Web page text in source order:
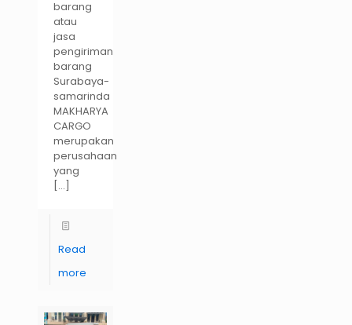
barang
atau
jasa
pengiriman
barang
Surabaya-
samarinda
MAKHARYA
CARGO
merupakan
perusahaan
yang
[…]
Read
more